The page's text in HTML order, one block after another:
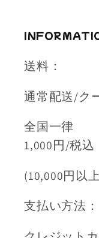
送料：
通常配送/ク
全国一律
1,000円/税込
(10,000円以
支払い方法：